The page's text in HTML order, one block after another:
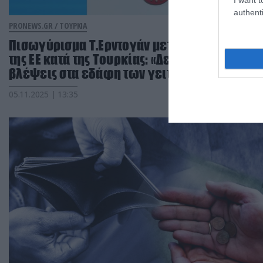
PRONEWS.GR / ΤΟΥΡΚΙΑ
Πισωγύρισμα Τ.Ερντογάν μετά την έκθεση
της ΕΕ κατά της Τουρκίας: «Δεν έχουμε
βλέψεις στα εδάφη των γειτόνων μας»
05.11.2025 | 13:35